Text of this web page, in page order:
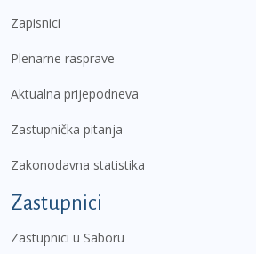
Zapisnici
Plenarne rasprave
Aktualna prijepodneva
Zastupnička pitanja
Zakonodavna statistika
Zastupnici
Zastupnici u Saboru